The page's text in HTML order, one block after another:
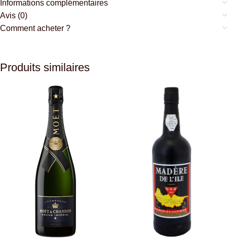
Informations complémentaires
Avis (0)
Comment acheter ?
Produits similaires